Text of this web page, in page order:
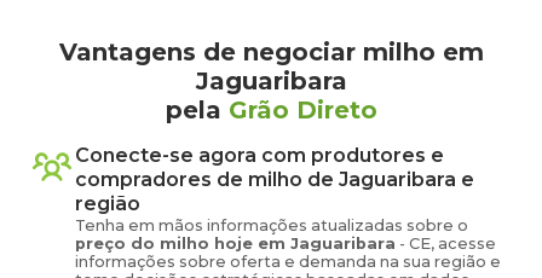
Vantagens de negociar milho em
Jaguaribara
pela Grão Direto
Conecte-se agora com produtores e
compradores de milho de Jaguaribara e
região
Tenha em mãos informações atualizadas sobre o
preço do milho hoje em Jaguaribara - CE, acesse
informações sobre oferta e demanda na sua região e